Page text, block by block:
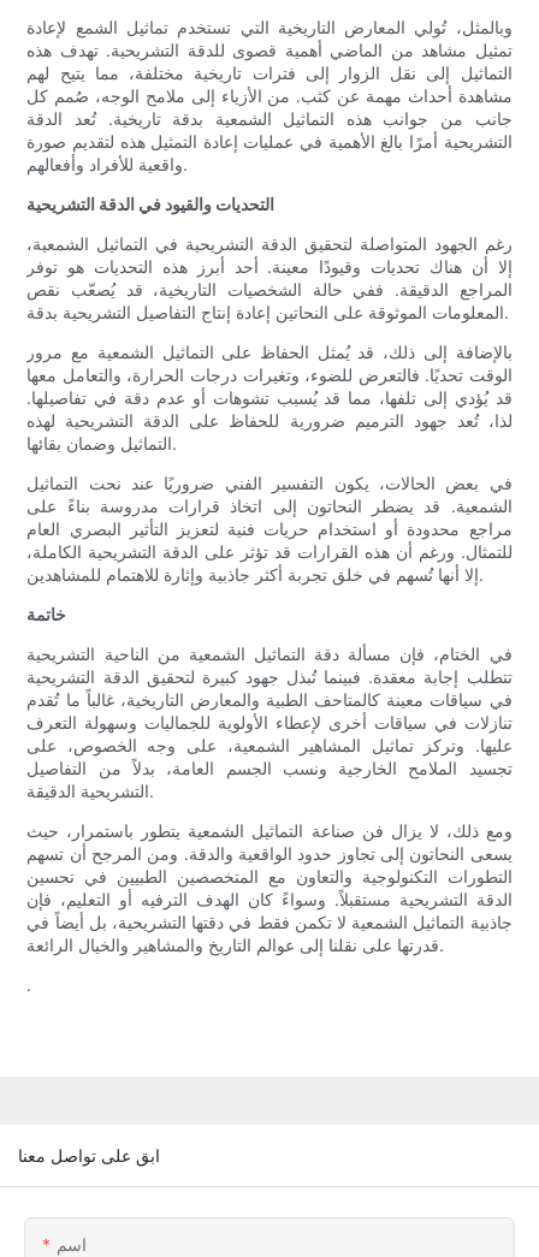
وبالمثل، تُولي المعارض التاريخية التي تستخدم تماثيل الشمع لإعادة
تمثيل مشاهد من الماضي أهمية قصوى للدقة التشريحية. تهدف هذه
التماثيل إلى نقل الزوار إلى فترات تاريخية مختلفة، مما يتيح لهم
مشاهدة أحداث مهمة عن كثب. من الأزياء إلى ملامح الوجه، صُمم كل
جانب من جوانب هذه التماثيل الشمعية بدقة تاريخية. تُعد الدقة
التشريحية أمرًا بالغ الأهمية في عمليات إعادة التمثيل هذه لتقديم صورة
واقعية للأفراد وأفعالهم.
التحديات والقيود في الدقة التشريحية
رغم الجهود المتواصلة لتحقيق الدقة التشريحية في التماثيل الشمعية،
إلا أن هناك تحديات وقيودًا معينة. أحد أبرز هذه التحديات هو توفر
المراجع الدقيقة. ففي حالة الشخصيات التاريخية، قد يُصعّب نقص
المعلومات الموثوقة على النحاتين إعادة إنتاج التفاصيل التشريحية بدقة.
بالإضافة إلى ذلك، قد يُمثل الحفاظ على التماثيل الشمعية مع مرور
الوقت تحديًا. فالتعرض للضوء، وتغيرات درجات الحرارة، والتعامل معها
قد يُؤدي إلى تلفها، مما قد يُسبب تشوهات أو عدم دقة في تفاصيلها.
لذا، تُعد جهود الترميم ضرورية للحفاظ على الدقة التشريحية لهذه
التماثيل وضمان بقائها.
في بعض الحالات، يكون التفسير الفني ضروريًا عند نحت التماثيل
الشمعية. قد يضطر النحاتون إلى اتخاذ قرارات مدروسة بناءً على
مراجع محدودة أو استخدام حريات فنية لتعزيز التأثير البصري العام
للتمثال. ورغم أن هذه القرارات قد تؤثر على الدقة التشريحية الكاملة،
إلا أنها تُسهم في خلق تجربة أكثر جاذبية وإثارة للاهتمام للمشاهدين.
خاتمة
في الختام، فإن مسألة دقة التماثيل الشمعية من الناحية التشريحية
تتطلب إجابة معقدة. فبينما تُبذل جهود كبيرة لتحقيق الدقة التشريحية
في سياقات معينة كالمتاحف الطبية والمعارض التاريخية، غالباً ما تُقدم
تنازلات في سياقات أخرى لإعطاء الأولوية للجماليات وسهولة التعرف
عليها. وتركز تماثيل المشاهير الشمعية، على وجه الخصوص، على
تجسيد الملامح الخارجية ونسب الجسم العامة، بدلاً من التفاصيل
التشريحية الدقيقة.
ومع ذلك، لا يزال فن صناعة التماثيل الشمعية يتطور باستمرار، حيث
يسعى النحاتون إلى تجاوز حدود الواقعية والدقة. ومن المرجح أن تسهم
التطورات التكنولوجية والتعاون مع المتخصصين الطبيين في تحسين
الدقة التشريحية مستقبلاً. وسواءً كان الهدف الترفيه أو التعليم، فإن
جاذبية التماثيل الشمعية لا تكمن فقط في دقتها التشريحية، بل أيضاً في
قدرتها على نقلنا إلى عوالم التاريخ والمشاهير والخيال الرائعة.
.
ابق على تواصل معنا
اسم